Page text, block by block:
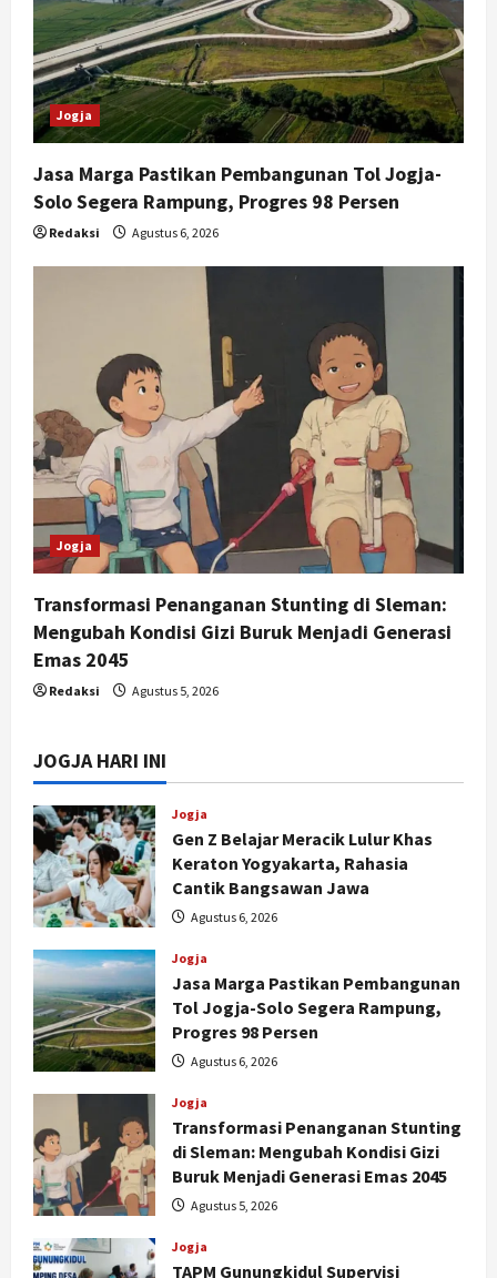
Jogja
Jasa Marga Pastikan Pembangunan Tol Jogja-
Solo Segera Rampung, Progres 98 Persen
Redaksi Agustus 6, 2026
Jogja
Transformasi Penanganan Stunting di Sleman:
Mengubah Kondisi Gizi Buruk Menjadi Generasi
Emas 2045
Redaksi Agustus 5, 2026
JOGJA HARI INI
Jogja
Gen Z Belajar Meracik Lulur Khas
Keraton Yogyakarta, Rahasia
Cantik Bangsawan Jawa
Agustus 6, 2026
Jogja
Jasa Marga Pastikan Pembangunan
Tol Jogja-Solo Segera Rampung,
Progres 98 Persen
Agustus 6, 2026
Jogja
Transformasi Penanganan Stunting
di Sleman: Mengubah Kondisi Gizi
Buruk Menjadi Generasi Emas 2045
Agustus 5, 2026
Jogja
TAPM Gunungkidul Supervisi